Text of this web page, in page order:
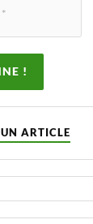
ARTICLE